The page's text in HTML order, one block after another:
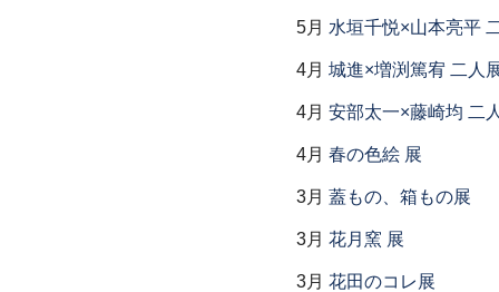
5月 水垣千悦×山本亮平
4月 城進×増渕篤宥 二人
4月 安部太一×藤崎均 二
4月 春の色絵 展
3月 蓋もの、箱もの展
3月 花月窯 展
3月 花田のコレ展